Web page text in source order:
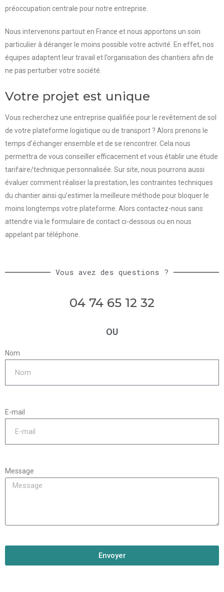
préoccupation centrale pour notre entreprise.
Nous intervenons partout en France et nous apportons un soin
particulier à déranger le moins possible votre activité. En effet, nos
équipes adaptent leur travail et l’organisation des chantiers afin de
ne pas perturber votre société.
Votre projet est unique
Vous recherchez une entreprise qualifiée pour le revêtement de sol
de votre plateforme logistique ou de transport ? Alors prenons le
temps d’échanger ensemble et de se rencontrer. Cela nous
permettra de vous conseiller efficacement et vous établir une étude
tarifaire/technique personnalisée. Sur site, nous pourrons aussi
évaluer comment réaliser la prestation, les contraintes techniques
du chantier ainsi qu’estimer la meilleure méthode pour bloquer le
moins longtemps votre plateforme. Alors contactez-nous sans
attendre via le formulaire de contact ci-dessous ou en nous
appelant par téléphone.
Vous avez des questions ?
04 74 65 12 32
OU
Nom
E-mail
Message
Envoyer